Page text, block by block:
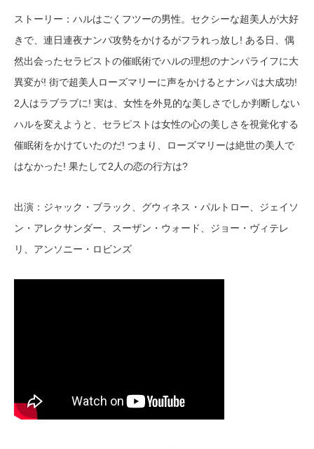
ストーリー：ハルはごくフツーの男性。セクシーな超美人が大好
きで、連日連夜ナンパ攻勢をかけるがフラれっ放し! ある日、偶
然出会ったセラピストの催眠術でハルの理想のナンパライフに大
異変が! 街で超美人ローズマリーに声をかけるとナンパは大成功!
2人はラブラブに! 実は、女性を外見的な美しさでしか判断しない
ハルを変えようと、セラピストは女性の心の美しさを視覚化する
催眠術をかけていたのだ! つまり、ローズマリーは絶世の美人で
はなかった! 果たして2人の恋の行方は?
出演：ジャック・ブラック、グウィネス・パルトロー、ジェイソ
ン・アレクサンダー、スーザン・ウォード、ジョー・ヴィテレ
リ、アンソニー・ロビンズ